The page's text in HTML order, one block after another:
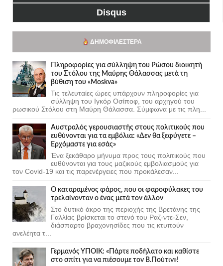
Disqus
ΔΗΜΟΦΙΛΈΣΤΕΡΑ
Πληροφορίες για σύλληψη του Ρώσου διοικητή
του Στόλου της Mαύρης Θάλασσας μετά τη
βύθιση του «Moskva»
Τις τελευταίες ώρες υπάρχουν πληροφορίες για
σύλληψη του Ιγκόρ Οσίποφ, του αρχηγού του
ρωσικού Στόλου στη Μαύρη Θάλασσα. Σύμφωνα με τις πλη...
Αυστραλός γερουσιαστής στους πολιτικούς που
ευθύνονται για τα εμβόλια: «Δεν θα ξεφύγετε –
Ερχόμαστε για εσάς»
Ένα ξεκάθαρο μήνυμα προς τους πολιτικούς που
ευθύνονται για τους μαζικούς εμβολιασμούς για
τον Covid-19 και τις παρενέργειες που προκάλεσαν...
Ο καταραμένος φάρος, που οι φαροφύλακες του
τρελαίνονταν ο ένας μετά τον άλλον
Στο δυτικό άκρο της περιοχής της Βρετάνης της
Γαλλίας βρίσκεται το στενό του Ραζ-ντε-Σεν,
διάσπαρτο βραχονησίδες που τις κτυπούν
ανελέητα τ...
Γερμανός ΥΠΟΙΚ: «Πάρτε ποδήλατο και καθίστε
στο σπίτι για να πιέσουμε τον Β.Πούτιν»!